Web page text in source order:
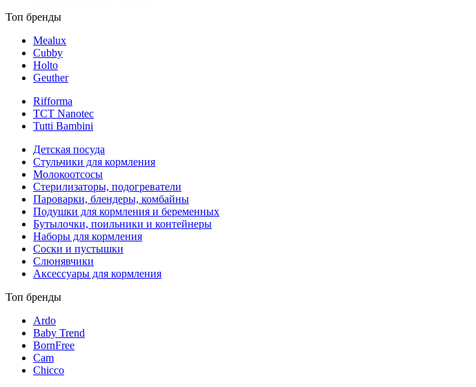
Топ бренды
Mealux
Cubby
Holto
Geuther
Rifforma
TCT Nanotec
Tutti Bambini
Детская посуда
Стульчики для кормления
Молокоотсосы
Стерилизаторы, подогреватели
Пароварки, блендеры, комбайны
Подушки для кормления и беременных
Бутылочки, поильники и контейнеры
Наборы для кормления
Соски и пустышки
Слюнявчики
Аксессуары для кормления
Топ бренды
Ardo
Baby Trend
BornFree
Cam
Chicco